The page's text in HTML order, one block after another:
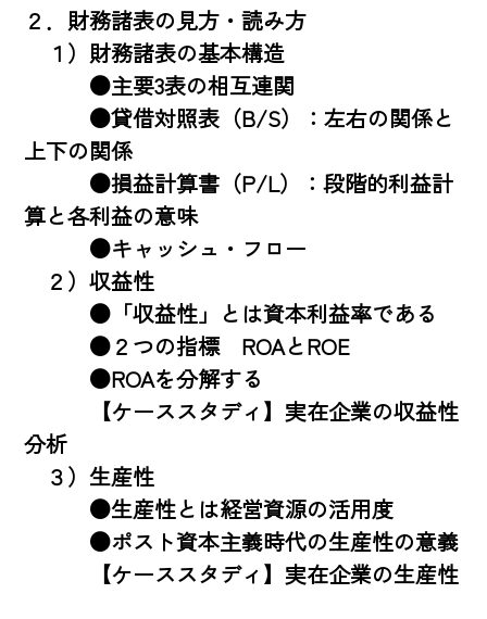
２．財務諸表の見方・読み方
１）財務諸表の基本構造
●主要3表の相互連関
●貸借対照表（B/S）：左右の関係と
上下の関係
●損益計算書（P/L）：段階的利益計
算と各利益の意味
●キャッシュ・フロー
２）収益性
●「収益性」とは資本利益率である
●２つの指標　ROAとROE
●ROAを分解する
【ケーススタディ】実在企業の収益性
分析
３）生産性
●生産性とは経営資源の活用度
●ポスト資本主義時代の生産性の意義
【ケーススタディ】実在企業の生産性